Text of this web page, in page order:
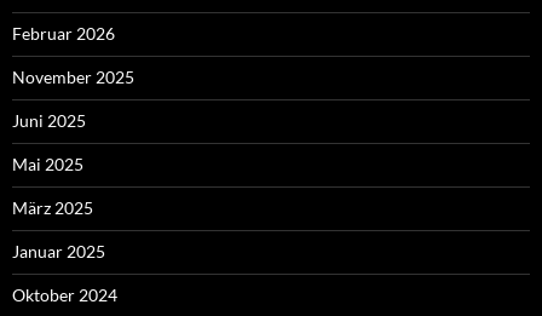
Februar 2026
November 2025
Juni 2025
Mai 2025
März 2025
Januar 2025
Oktober 2024